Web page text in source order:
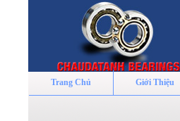
Trang Chủ Giới Thiệu